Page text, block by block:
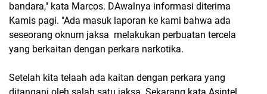
bandara," kata Marcos. DAwalnya informasi diterima
Kamis pagi. "Ada masuk laporan ke kami bahwa ada
seseorang oknum jaksa melakukan perbuatan tercela
yang berkaitan dengan perkara narkotika.
Setelah kita telaah ada kaitan dengan perkara yang